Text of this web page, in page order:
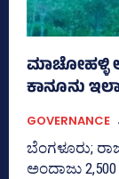
ಮಾಚೋಹಳ್ಳಿ
ಕಾನೂನು
GOVERNANCE
ಬೆಂಗಳೂರು;
ಅಂದಾಜು